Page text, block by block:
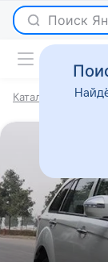
Поиск
Каталог Марки